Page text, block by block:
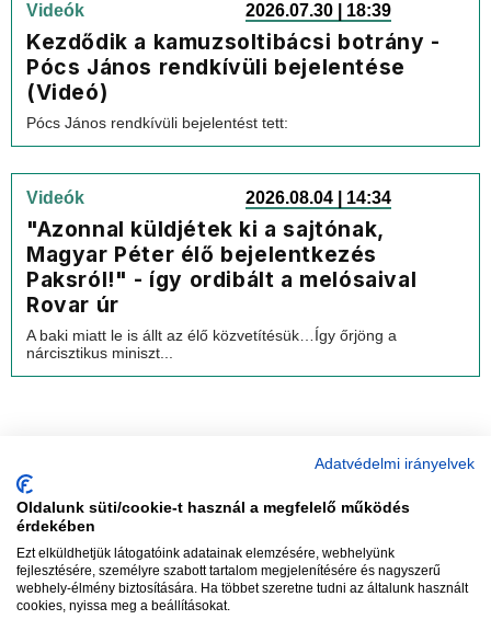
Videók 2026.07.30 | 18:39
Kezdődik a kamuzsoltibácsi botrány -
Pócs János rendkívüli bejelentése
(Videó)
Pócs János rendkívüli bejelentést tett:
Videók 2026.08.04 | 14:34
"Azonnal küldjétek ki a sajtónak,
Magyar Péter élő bejelentkezés
Paksról!" - így ordibált a melósaival
Rovar úr
A baki miatt le is állt az élő közvetítésük…Így őrjöng a
nárcisztikus miniszt...
Szerkesztőség:szerk@vadhajtasok.hu
Modi:moderator@vadhajtasok.hu
Adatvédelmi irányelvek
Oldalunk süti/cookie-t használ a megfelelő működés
érdekében
Ezt elküldhetjük látogatóink adatainak elemzésére, webhelyünk
fejlesztésére, személyre szabott tartalom megjelenítésére és nagyszerű
webhely-élmény biztosítására. Ha többet szeretne tudni az általunk használt
cookies, nyissa meg a beállításokat.